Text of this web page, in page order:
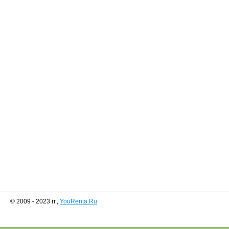
© 2009 - 2023 гг., YouRenta.Ru